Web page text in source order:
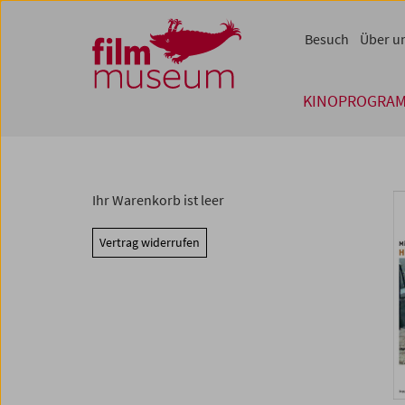
Zum Inhalt
Zum Hauptmenü
Zur Servicenavigation
Zum Suche
Besuch Über
Ihr Warenkorb ist leer
Vertrag widerrufen